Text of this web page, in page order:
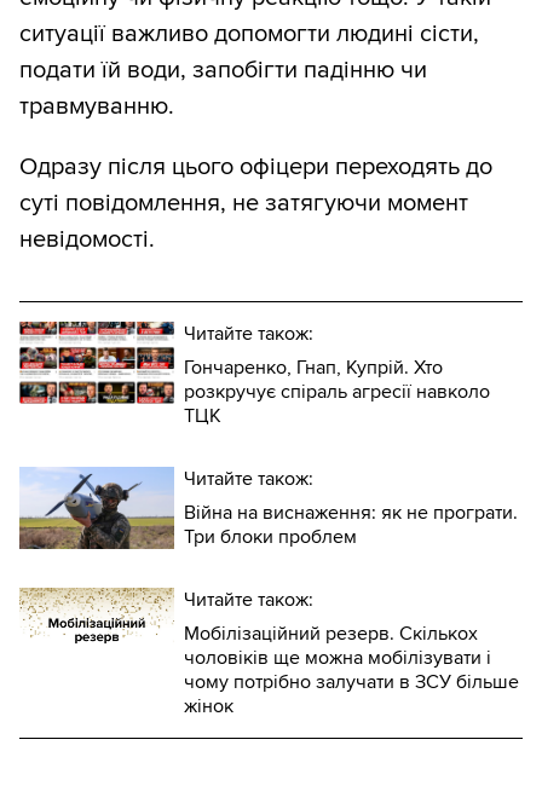
ситуації важливо допомогти людині сісти,
подати їй води, запобігти падінню чи
травмуванню.
Одразу після цього офіцери переходять до
суті повідомлення, не затягуючи момент
невідомості.
Читайте також:
Гончаренко, Гнап, Купрій. Хто
розкручує спіраль агресії навколо
ТЦК
Читайте також:
Війна на виснаження: як не програти.
Три блоки проблем
Читайте також:
Мобілізаційний резерв. Скількох
чоловіків ще можна мобілізувати і
чому потрібно залучати в ЗСУ більше
жінок